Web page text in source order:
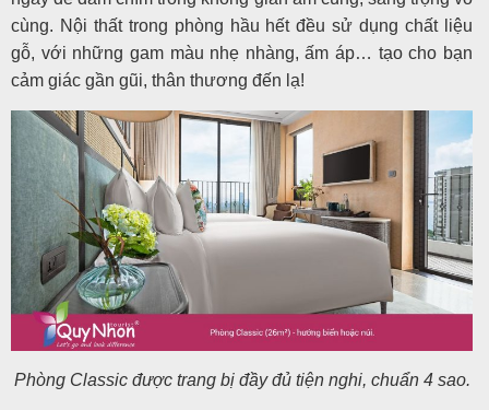
cùng. Nội thất trong phòng hầu hết đều sử dụng chất liệu
gỗ, với những gam màu nhẹ nhàng, ấm áp… tạo cho bạn
cảm giác gần gũi, thân thương đến lạ!
Phòng Classic được trang bị đầy đủ tiện nghi, chuẩn 4 sao.